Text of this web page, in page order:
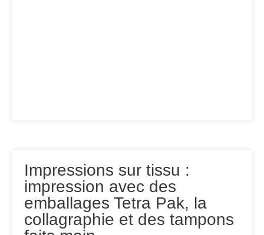
Impressions sur tissu :
impression avec des
emballages Tetra Pak, la
collagraphie et des tampons